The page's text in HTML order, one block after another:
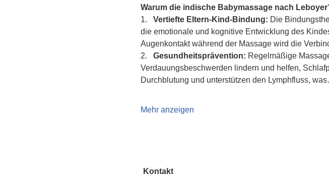
Warum die indische Babymassage nach
1. Vertiefte Eltern-Kind-Bindung: Die
die emotionale und kognitive Entwicklung des
Augenkontakt während der Massage wird die
2. Gesundheitsprävention: Regelmäßige
Verdauungsbeschwerden lindern und helfen,
Durchblutung und unterstützen den Lymphfluss,
Mehr anzeigen
Kontakt